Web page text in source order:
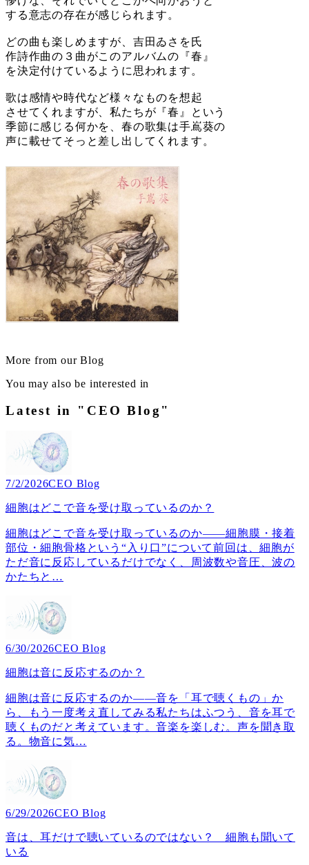
する意志の存在が感じられます。
どの曲も楽しめますが、吉田ゐさを氏
作詩作曲の３曲がこのアルバムの『春』
を決定付けているように思われます。
歌は感情や時代など様々なものを想起
させてくれますが、私たちが『春』という
季節に感じる何かを、春の歌集は手嶌葵の
声に載せてそっと差し出してくれます。
More from our Blog
You may also be interested in
Latest in "CEO Blog"
7/2/2026CEO Blog
細胞はどこで音を受け取っているのか？
細胞はどこで音を受け取っているのか――細胞膜・接着
部位・細胞骨格という“入り口”について前回は、細胞が
ただ音に反応しているだけでなく、周波数や音圧、波の
かたちと …
6/30/2026CEO Blog
細胞は音に反応するのか？
細胞は音に反応するのか――音を「耳で聴くもの」か
ら、もう一度考え直してみる私たちはふつう、音を耳で
聴くものだと考えています。音楽を楽しむ。声を聞き取
る。物音に気…
6/29/2026CEO Blog
音は、耳だけで聴いているのではない？ 細胞も聞いて
いる